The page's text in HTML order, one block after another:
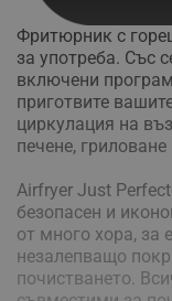
Фритюрник с
за употреба. Със
включени
приготвите
циркулация на
печене,
Airfryer Just
безопасен и
от много хора, за
незалепващо
почистването.